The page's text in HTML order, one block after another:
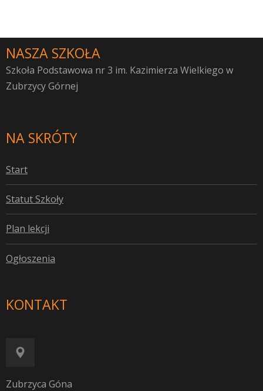
NASZA SZKOŁA
Szkoła Podstawowa nr 3 im. Kazimierza Wielkiego w
Zubrzycy Górnej
NA SKRÓTY
Start
Statut Szkoły
Plan lekcji
Ogłoszenia
KONTAKT
Zubrzyca Góna